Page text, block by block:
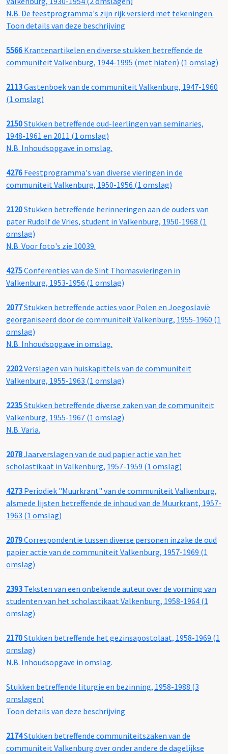
N.B. De feestprogramma's zijn rijk versierd met tekeningen.
Toon details van deze beschrijving
5566 Krantenartikelen en diverse stukken betreffende de
communiteit Valkenburg, 1944-1995 (met hiaten) (1 omslag)
2113Gastenboek van de communiteit Valkenburg, 1947-1960
(1 omslag)
2150Stukken betreffende oud-leerlingen van seminaries,
1948-1961 en 2011 (1 omslag)
N.B. Inhoudsopgave in omslag.
4276 Feestprogramma's van diverse vieringen in de
communiteit Valkenburg, 1950-1956 (1 omslag)
2120Stukken betreffende herinneringen aan de ouders van
pater Rudolf de Vries, student in Valkenburg, 1950-1968 (1
omslag)
N.B. Voor foto's zie 10039.
4275Conferenties van de Sint Thomasvieringen in
Valkenburg, 1953-1956 (1 omslag)
2077Stukken betreffende acties voor Polen en Joegoslavië
georganiseerd door de communiteit Valkenburg, 1955-1960 (1
omslag)
N.B. Inhoudsopgave in omslag.
2202Verslagen van huiskapittels van de communiteit
Valkenburg, 1955-1963 (1 omslag)
2235Stukken betreffende diverse zaken van de communiteit
Valkenburg, 1955-1967 (1 omslag)
N.B. Varia.
2078Jaarverslagen van de oud papier actie van het
scholastikaat in Valkenburg, 1957-1959 (1 omslag)
4273 Periodiek "Muurkrant" van de communiteit Valkenburg,
alsmede lijsten betreffende de inhoud van de Muurkrant, 1957-
1963 (1 omslag)
2079Correspondentie tussen diverse personen inzake de oud
papier actie van de communiteit Valkenburg, 1957-1969 (1
omslag)
2393 Teksten van een onbekende auteur over de vorming van
studenten van het scholastikaat Valkenburg, 1958-1964 (1
omslag)
2170Stukken betreffende het gezinsapostolaat, 1958-1969 (1
omslag)
N.B. Inhoudsopgave in omslag.
Stukken betreffende liturgie en bezinning, 1958-1988 (3
omslagen)
Toon details van deze beschrijving
2174Stukken betreffende communiteitszaken van de
communiteit Valkenburg over onder andere de dagelijkse